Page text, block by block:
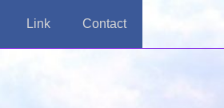
Link Contact